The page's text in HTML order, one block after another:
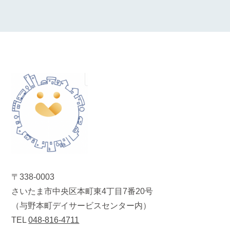
〒338-0003
さいたま市中央区本町東4丁目7番20号
（与野本町デイサービスセンター内）
TEL048-816-4711